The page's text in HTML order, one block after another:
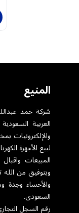
المنيع
شركة حمد
العربية
لبيع الأجهزة
المبيعات
وبتوفيق من الله
والأحساء وجدة
السعودى.
رقم السجل التجاري